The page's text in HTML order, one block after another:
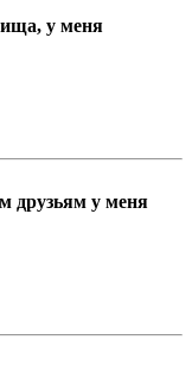
у меня
друзьям у меня